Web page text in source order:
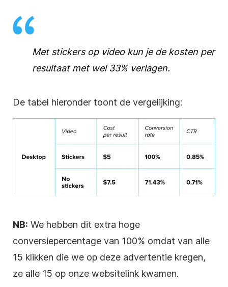
Met stickers op video kun je de kosten per
resultaat met wel 33% verlagen.
De tabel hieronder toont de vergelijking:
NB: We hebben dit extra hoge
conversiepercentage van 100% omdat van alle
15 klikken die we op deze advertentie kregen,
ze alle 15 op onze websitelink kwamen.